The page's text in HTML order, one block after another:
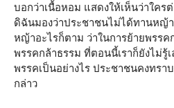
บอกว่าเนื้อหอม แสดงให้เห็นว่าใคร
ดิฉันมองว่าประชาชนไม่ได้ทานหญ้
หญ้าอะไรก็ตาม ว่าในการย้ายพรรค
พรรคกล้าธรรม ที่ตอนนี้เราก็ยังไม่รู้
พรรคเป็นอย่างไร ประชาชนคงทร
กล่าว